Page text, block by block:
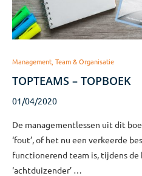
Management, Team & Organisatie
TOPTEAMS – TOPBOEK
01/04/2020
De managementlessen uit dit
‘fout’, of het nu een verkeerde
functionerend team is, tijdens de
‘achtduizender’ …